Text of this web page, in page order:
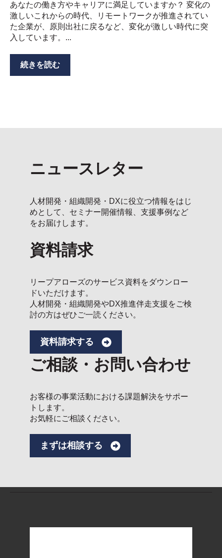
あなたの働き方やキャリアに満足していますか？ 変化の
激しいこれからの時代、リモートワークが推進されてい
た企業が、原則出社に戻るなど、変化が激しい時代に突
入しています。...
続きを読む
ニュースレター
人材開発・組織開発・DXに役立つ情報をはじ
めとして、セミナー開催情報、支援事例など
をお届けします。
資料請求
リープアローズのサービス資料をダウンロー
ドいただけます。
人材開発・組織開発やDX推進伴走支援をご検
討の方はぜひご一読ください。
資料請求する
ご相談・お問い合わせ
お客様の事業活動における課題解決をサポー
トします。
お気軽にご相談ください。
まずは相談する